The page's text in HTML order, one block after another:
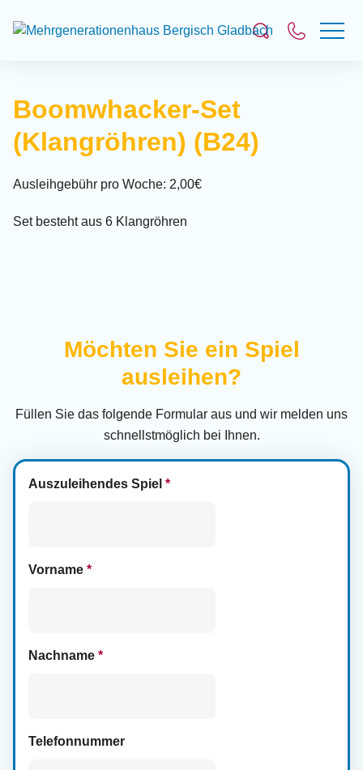
Suchen
Boomwhacker-Set
(Klangröhren) (B24)
Ausleihgebühr pro Woche: 2,00€
Set besteht aus 6 Klangröhren
Möchten Sie ein Spiel
ausleihen?
Füllen Sie das folgende Formular aus und wir melden uns
schnellstmöglich bei Ihnen.
Auszuleihendes Spiel *
Vorname *
Nachname *
Telefonnummer